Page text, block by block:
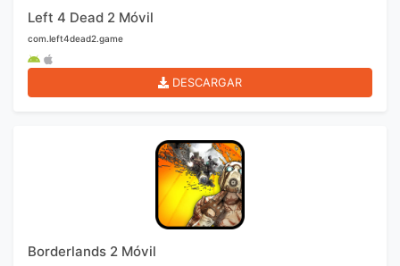
Left 4 Dead 2 Móvil
com.left4dead2.game
DESCARGAR
Borderlands 2 Móvil